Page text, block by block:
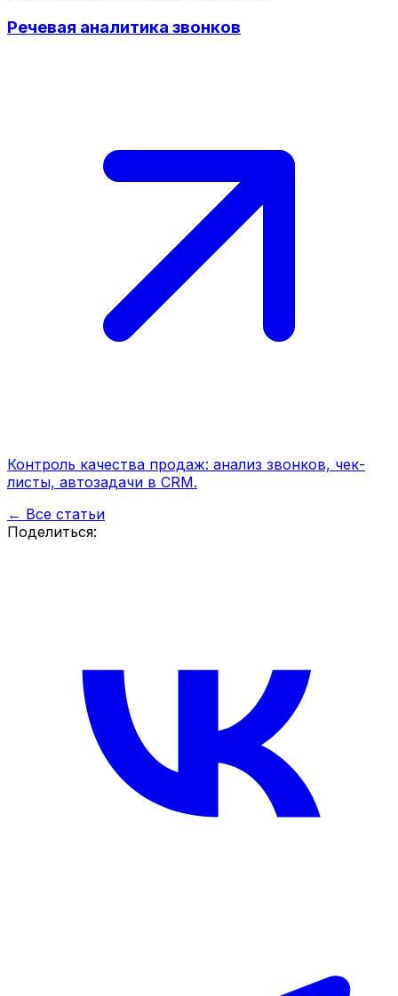
Речевая аналитика звонков
Контроль качества продаж: анализ звонков, чек-
листы, автозадачи в CRM.
← Все статьи
Поделиться: